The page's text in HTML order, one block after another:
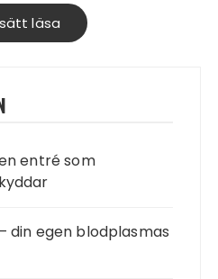
läsa
entré som
din egen blodplasmas